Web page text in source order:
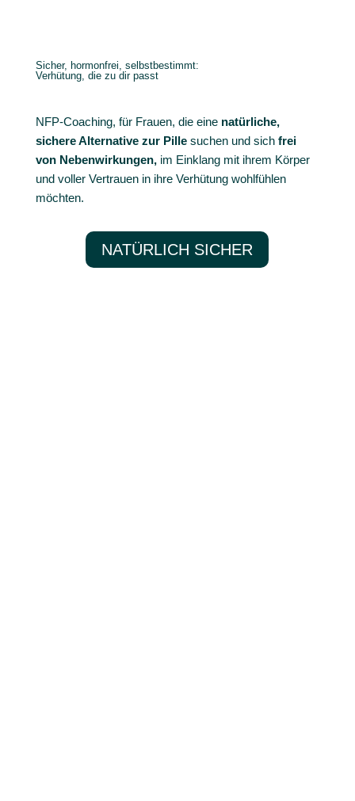
Sicher, hormonfrei, selbstbestimmt:
Verhütung, die zu dir passt
NFP-Coaching, für Frauen, die eine natürliche,
sichere Alternative zur Pillesuchen und sich frei
von Nebenwirkungen,im Einklang mit ihrem Körper
und voller Vertrauen in ihre Verhütung wohlfühlen
möchten.
NATÜRLICH SICHER